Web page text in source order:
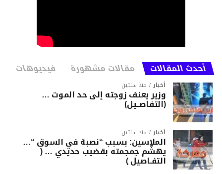
أحدث المقالات مقالات مشهورة فيديوهات
أخبار منذ سنتين
وزير يعنف زوجته إلى حد الموت …
(التفاصــيل)
أخبار منذ سنتين
الملاسين: بسبب “نصبة في السوق “…
يهشّم جمجمته بقضيب حديدي … (
التفـاصيل )